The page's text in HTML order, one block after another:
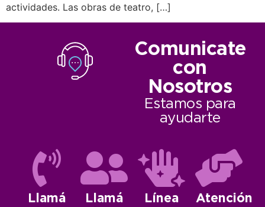
actividades. Las obras de teatro, […]
Comunicate
con
Nosotros
Estamos para
ayudarte
Llamá
Llamá
Línea
Atención